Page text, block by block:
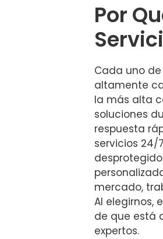
Por
Cada uno
altamente
la más alta
soluciones
respuesta
servicios
mercado,
Al elegirnos,
de que está
expertos.